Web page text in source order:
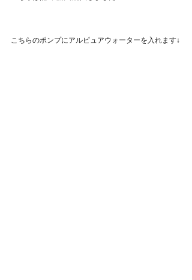
こちらのポンプにアルピュアウォーターを入れます↓